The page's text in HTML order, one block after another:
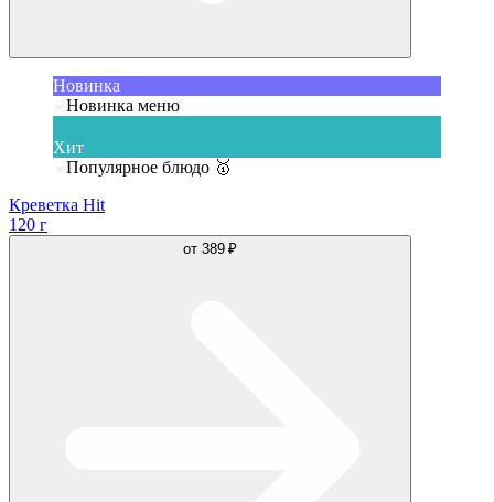
Новинка
Новинка меню
Хит
Популярное блюдо 🥇
Креветка Hit
120 г
от 389 ₽